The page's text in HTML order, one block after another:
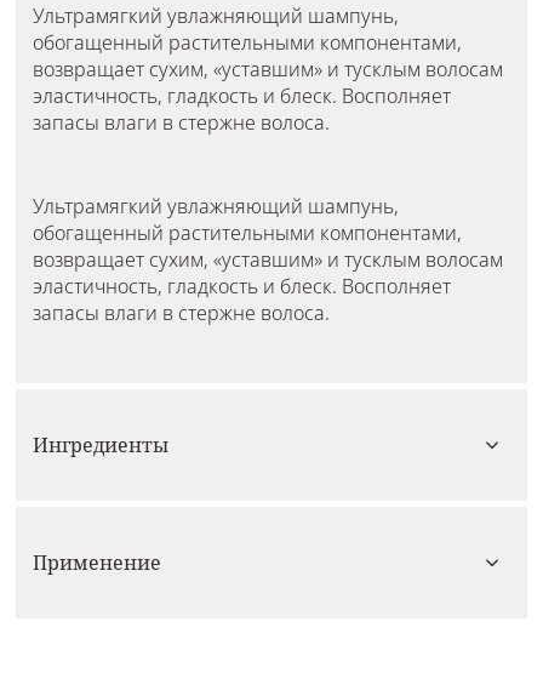
Ультрамягкий увлажняющий шампунь,
обогащенный растительными компонентами,
возвращает сухим, «уставшим» и тусклым волосам
эластичность, гладкость и блеск. Восполняет
запасы влаги в стержне волоса.
Ультрамягкий увлажняющий шампунь,
обогащенный растительными компонентами,
возвращает сухим, «уставшим» и тусклым волосам
эластичность, гладкость и блеск. Восполняет
запасы влаги в стержне волоса.
Ингредиенты
Применение